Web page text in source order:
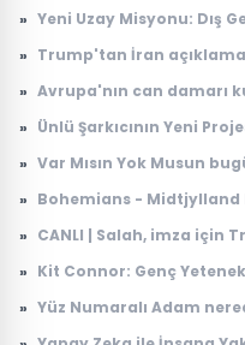
» Yeni Uzay Misyonu: Dış
» Trump'tan İran
» Avrupa'nın can damarı
» Ünlü Şarkıcının Yeni
» Var Mısın Yok Musun
» Bohemians - Midtjylland
» CANLI | Salah, imza için
» Kit Connor: Genç
» Yüz Numaralı Adam